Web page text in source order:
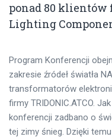
ponad 80 klientów
Lighting
Program Konferencji
zakresie źródeł światła
transformatorów
firmy TRIDONIC.ATCO.
konferencji zadbano o
tej zimy śnieg. Dzięki